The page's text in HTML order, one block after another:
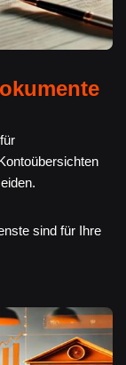
sind für Ihre